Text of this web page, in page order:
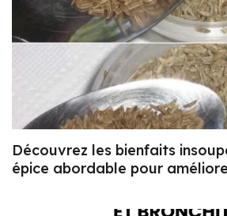
Découvrez les bienfaits
épice abordable pour